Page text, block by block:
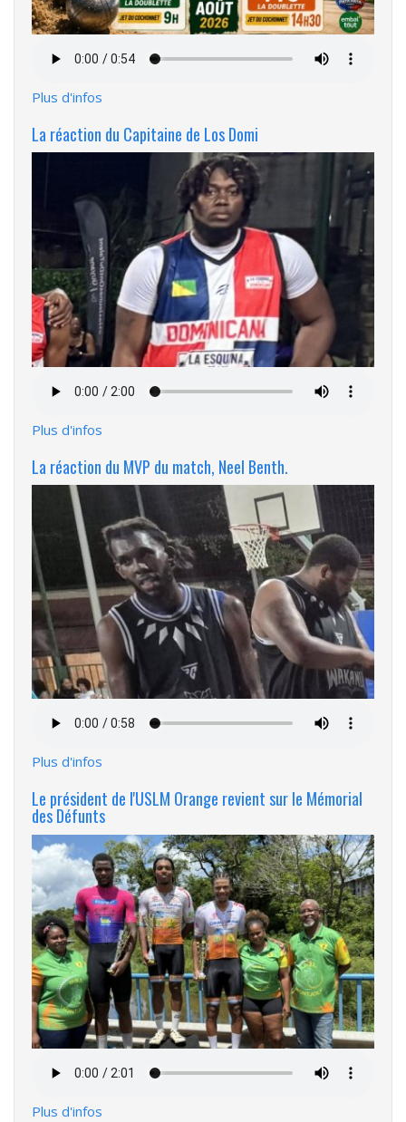
audio
Plus d'infos
La réaction du Capitaine de Los Domi
audio
Plus d'infos
La réaction du MVP du match, Neel Benth.
audio
Plus d'infos
Le président de l'USLM Orange revient sur le Mémorial
des Défunts
audio
Plus d'infos